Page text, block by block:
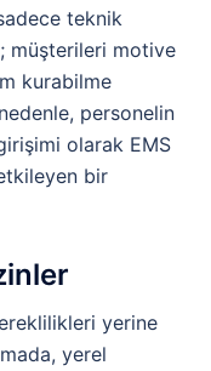
teknik
müşterileri motive
kurabilme
personelin
olarak EMS
bir
yerine
yerel